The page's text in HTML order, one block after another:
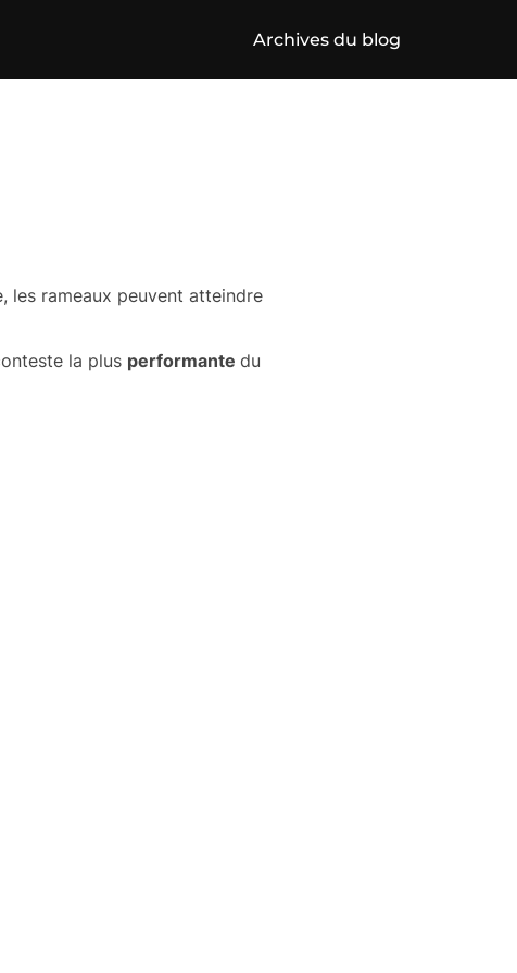
Archives du blog
les rameaux peuvent atteindre
la plus performante du